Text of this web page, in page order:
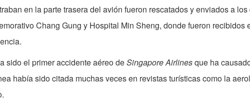
en la parte trasera del avión fueron rescatados y enviados a
Chang Gung y Hospital Min Sheng, donde fueron recibidos
sido el primer accidente aéreo deSingapore Airlinesque ha
había sido citada muchas veces en revistas turísticas como la